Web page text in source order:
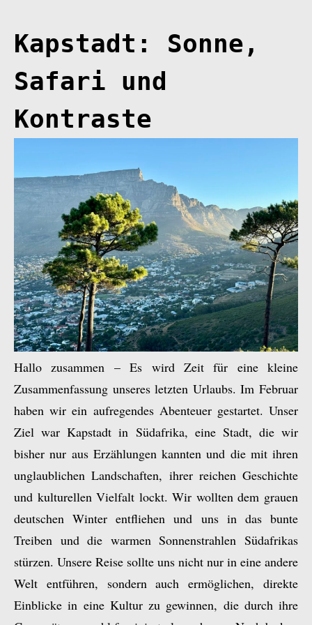
Kapstadt: Sonne,
Safari und
Kontraste
Hallo zusammen – Es wird Zeit für eine kleine
Zusammenfassung unseres letzten Urlaubs. Im Februar
haben wir ein aufregendes Abenteuer gestartet. Unser
Ziel war Kapstadt in Südafrika, eine Stadt, die wir
bisher nur aus Erzählungen kannten und die mit ihren
unglaublichen Landschaften, ihrer reichen Geschichte
und kulturellen Vielfalt lockt. Wir wollten dem grauen
deutschen Winter entfliehen und uns in das bunte
Treiben und die warmen Sonnenstrahlen Südafrikas
stürzen. Unsere Reise sollte uns nicht nur in eine andere
Welt entführen, sondern auch ermöglichen, direkte
Einblicke in eine Kultur zu gewinnen, die durch ihre